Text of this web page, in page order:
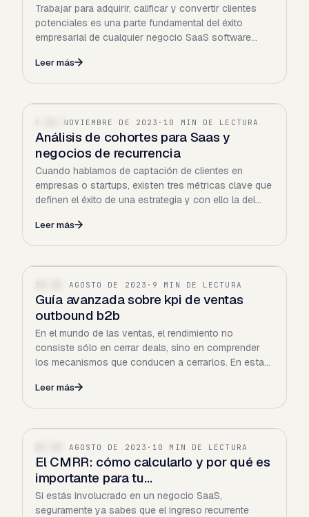
Trabajar para adquirir, calificar y convertir clientes
potenciales es una parte fundamental del éxito
empresarial de cualquier negocio SaaS software
Leer más
6 DE NOVIEMBRE DE 2023 · 10 MIN DE LECTURA
Análisis de cohortes para Saas y
negocios de recurrencia
Cuando hablamos de captación de clientes en
empresas o startups, existen tres métricas clave que
definen el éxito de una estrategia y con ello la del
Leer más
30 DE AGOSTO DE 2023 · 9 MIN DE LECTURA
Guía avanzada sobre kpi de ventas
outbound b2b
En el mundo de las ventas, el rendimiento no
consiste sólo en cerrar deals, sino en comprender
los mecanismos que conducen a cerrarlos. En esta
Leer más
25 DE AGOSTO DE 2023 · 10 MIN DE LECTURA
El CMRR: cómo calcularlo y por qué es
importante para tu…
Si estás involucrado en un negocio SaaS,
seguramente ya sabes que el ingreso recurrente